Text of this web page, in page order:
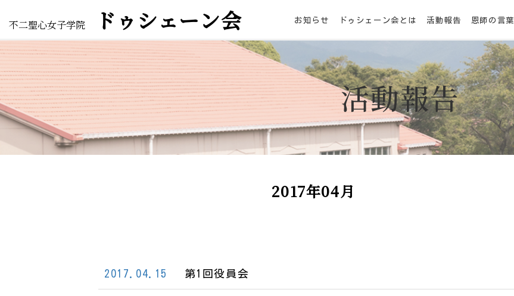
不二聖心女子学院 ドゥシェーン会 お知らせ ドゥシェーン会とは 活動報告 恩師の言葉
活動報告
2017年04月
2017.04.15 第1回役員会